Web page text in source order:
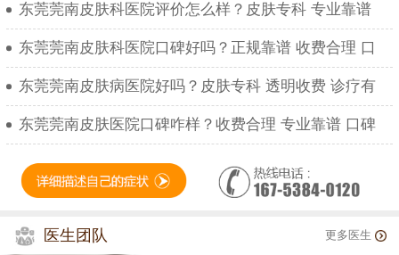
东莞莞南皮肤科医院评价怎么样？皮肤专科 专业靠谱
东莞莞南皮肤科医院口碑好吗？正规靠谱 收费合理 口
东莞莞南皮肤病医院好吗？皮肤专科 透明收费 诊疗有
东莞莞南皮肤医院口碑咋样？收费合理 专业靠谱 口碑
医生团队 更多医生